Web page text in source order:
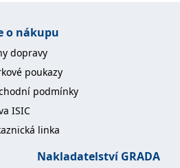
o nákupu
dopravy
poukazy
podmínky
ISIC
linka
Nakladatelství GRADA